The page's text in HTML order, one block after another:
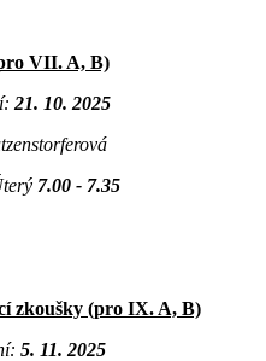
VII. A, B)
21. 10. 2025
7.00 - 7.35
zkoušky (pro IX. A, B)
5. 11. 2025